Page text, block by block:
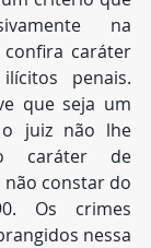
na
caráter
penais.
que seja um
o juiz não lhe
caráter de
constar do
Os crimes
nessa